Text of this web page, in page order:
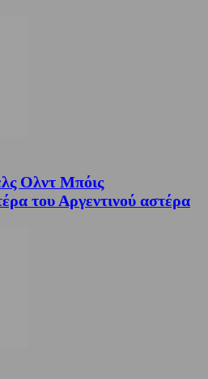
Ολντ Μπόις
του Αργεντινού αστέρα